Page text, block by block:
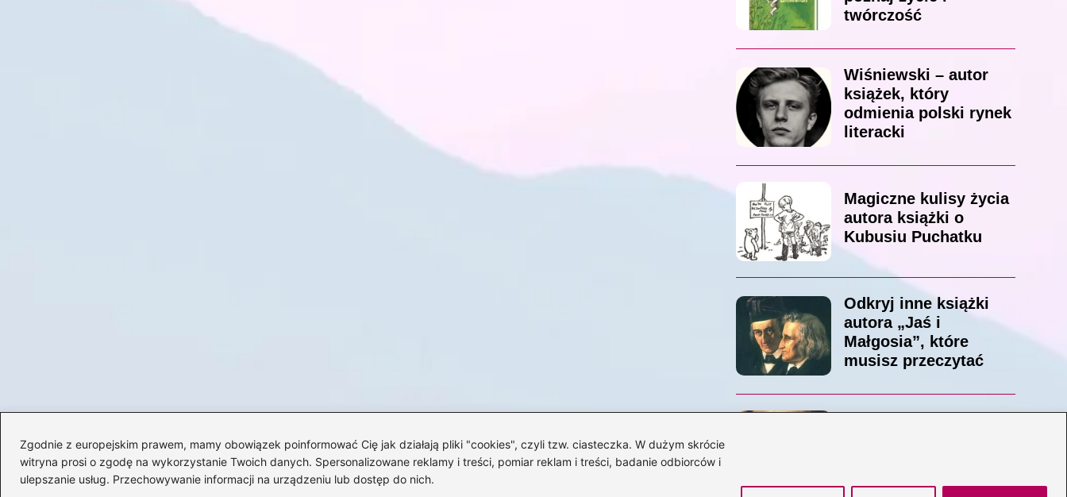
Zgodnie z europejskim prawem, mamy obowiązek poinformować Cię jak działają pliki "cookies", czyli tzw. ciasteczka. W dużym skrócie
witryna prosi o zgodę na wykorzystanie Twoich danych. Spersonalizowane reklamy i treści, pomiar reklam i treści, badanie odbiorców i
ulepszanie usług. Przechowywanie informacji na urządzeniu lub dostęp do nich.
twórczość
Wiśniewski – autor
książek, który
odmienia polski rynek
literacki
Magiczne kulisy życia
autora książki o
Kubusiu Puchatku
Odkryj inne książki
autora „Jaś i
Małgosia”, które
musisz przeczytać